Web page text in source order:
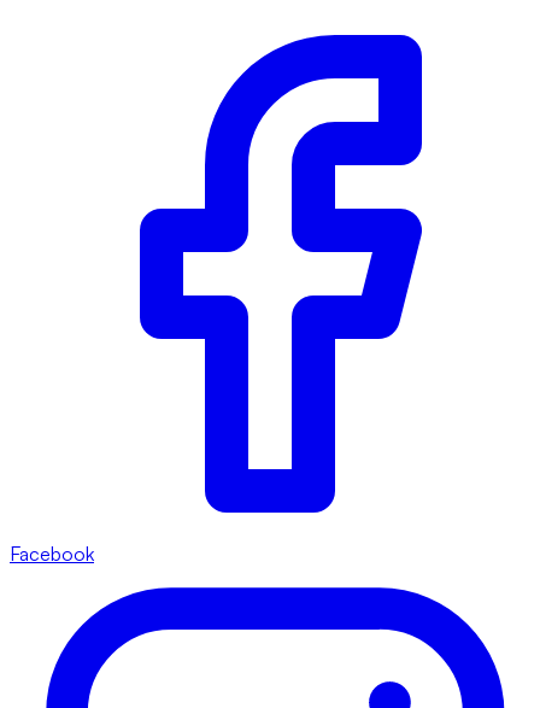
Facebook